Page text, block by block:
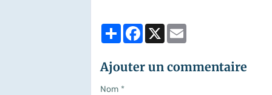
PartagerFacebook
X
Ajouter un commentaire
Nom